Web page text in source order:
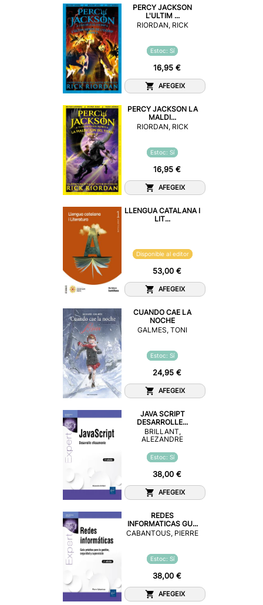
PERCY JACKSON
L'ULTIM ...
RIORDAN, RICK
Estoc: Sí
16,95 €
AFEGEIX
PERCY JACKSON LA
MALDI...
RIORDAN, RICK
Estoc: Sí
16,95 €
AFEGEIX
LLENGUA CATALANA I
LIT...
Disponible al editor
53,00 €
AFEGEIX
CUANDO CAE LA
NOCHE
GALMES, TONI
Estoc: Sí
24,95 €
AFEGEIX
JAVA SCRIPT
DESARROLLE...
BRILLANT,
ALEZANDRE
Estoc: Sí
38,00 €
AFEGEIX
REDES
INFORMATICAS GU...
CABANTOUS, PIERRE
Estoc: Sí
38,00 €
AFEGEIX